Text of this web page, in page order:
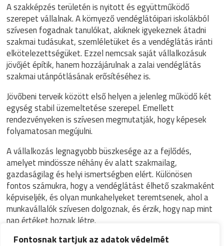
Fontosnak tartjuk az adatok védelmét
A szakképzés területén is nyitott és együttműködő
szerepet vállalnak. A környező vendéglátóipari iskolákból
szívesen fogadnak tanulókat, akiknek igyekeznek átadni
szakmai tudásukat, szemléletüket és a vendéglátás iránti
elkötelezettségüket. Ezzel nemcsak saját vállalkozásuk
jövőjét építik, hanem hozzájárulnak a zalai vendéglátás
szakmai utánpótlásának erősítéséhez is.
Jövőbeni terveik között első helyen a jelenleg működő két
egység stabil üzemeltetése szerepel. Emellett
rendezvényeken is szívesen megmutatják, hogy képesek
folyamatosan megújulni.
A vállalkozás legnagyobb büszkesége az a fejlődés,
amelyet mindössze néhány év alatt szakmailag,
gazdaságilag és helyi ismertségben elért. Különösen
fontos számukra, hogy a vendéglátást élhető szakmaként
képviseljék, és olyan munkahelyeket teremtsenek, ahol a
munkavállalók szívesen dolgoznak, és érzik, hogy nap mint
nap értéket hoznak létre.